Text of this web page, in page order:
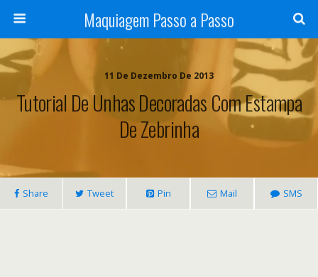
Maquiagem Passo a Passo
11 De Dezembro De 2013
Tutorial De Unhas Decoradas Com Estampa
De Zebrinha
Share Tweet Pin Mail SMS